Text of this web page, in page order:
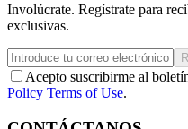
Involúcrate. Regístrate para
exclusivas.
Acepto suscribirme al
Policy Terms of Use.